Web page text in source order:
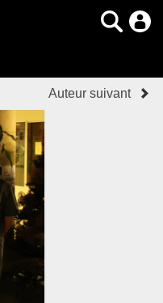
Auteur suivant